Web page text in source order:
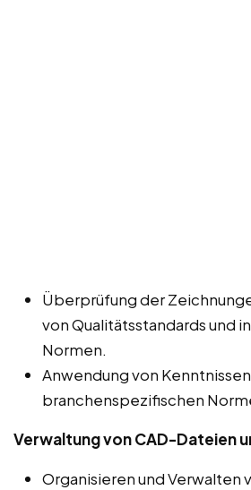
Überprüfung der
von Qualitätsstandards und
Normen.
Anwendung von
branchenspezifischen
Verwaltung von CAD-Dateien
Organisieren und Verwalten